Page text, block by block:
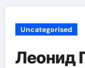
Uncategorised
Леонид